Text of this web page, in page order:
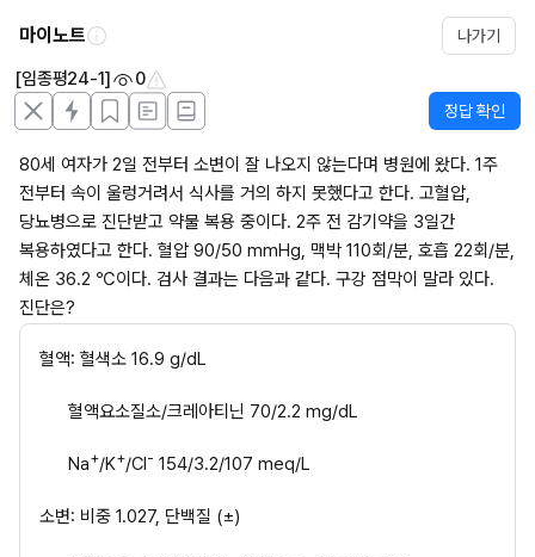
마이노트 나가기
[임종평24-1] 0
정답 확인
80세 여자가 2일 전부터 소변이 잘 나오지 않는다며 병원에 왔다. 1주
전부터 속이 울렁거려서 식사를 거의 하지 못했다고 한다. 고혈압,
당뇨병으로 진단받고 약물 복용 중이다. 2주 전 감기약을 3일간
복용하였다고 한다. 혈압 90/50 mmHg, 맥박 110회/분, 호흡 22회/분,
체온 36.2 ℃이다. 검사 결과는 다음과 같다. 구강 점막이 말라 있다.
진단은?
혈액: 혈색소 16.9 g/dL
      혈액요소질소/크레아티닌 70/2.2 mg/dL
      Na
+/K+/Cl- 154/3.2/107 meq/L
소변: 비중 1.027, 단백질 (±)